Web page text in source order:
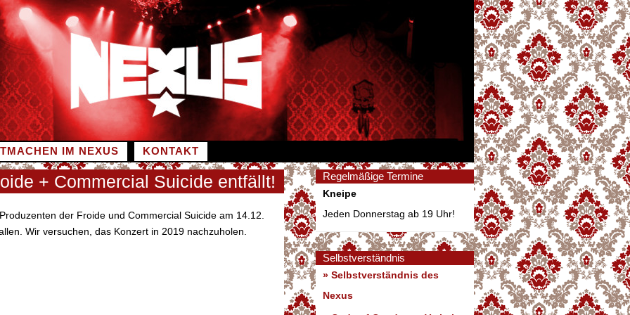
IM NEXUS KONTAKT
+ Commercial Suicide entfällt!
der Froide und Commercial Suicide am 14.12.
Wir versuchen, das Konzert in 2019 nachzuholen.
Regelmäßige Termine
Kneipe
Jeden Donnerstag ab 19 Uhr!
Selbstverständnis
» Selbstverständnis des
Nexus